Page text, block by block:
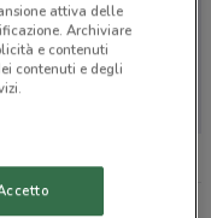
vicinanze
attiva delle
Archiviare
e contenuti
contenuti e degli